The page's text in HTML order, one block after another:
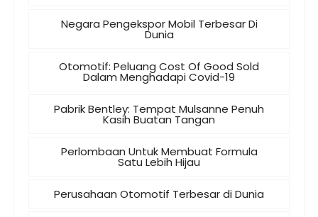
Negara Pengekspor Mobil Terbesar Di
Dunia
Otomotif: Peluang Cost Of Good Sold
Dalam Menghadapi Covid-19
Pabrik Bentley: Tempat Mulsanne Penuh
Kasih Buatan Tangan
Perlombaan Untuk Membuat Formula
Satu Lebih Hijau
Perusahaan Otomotif Terbesar di Dunia